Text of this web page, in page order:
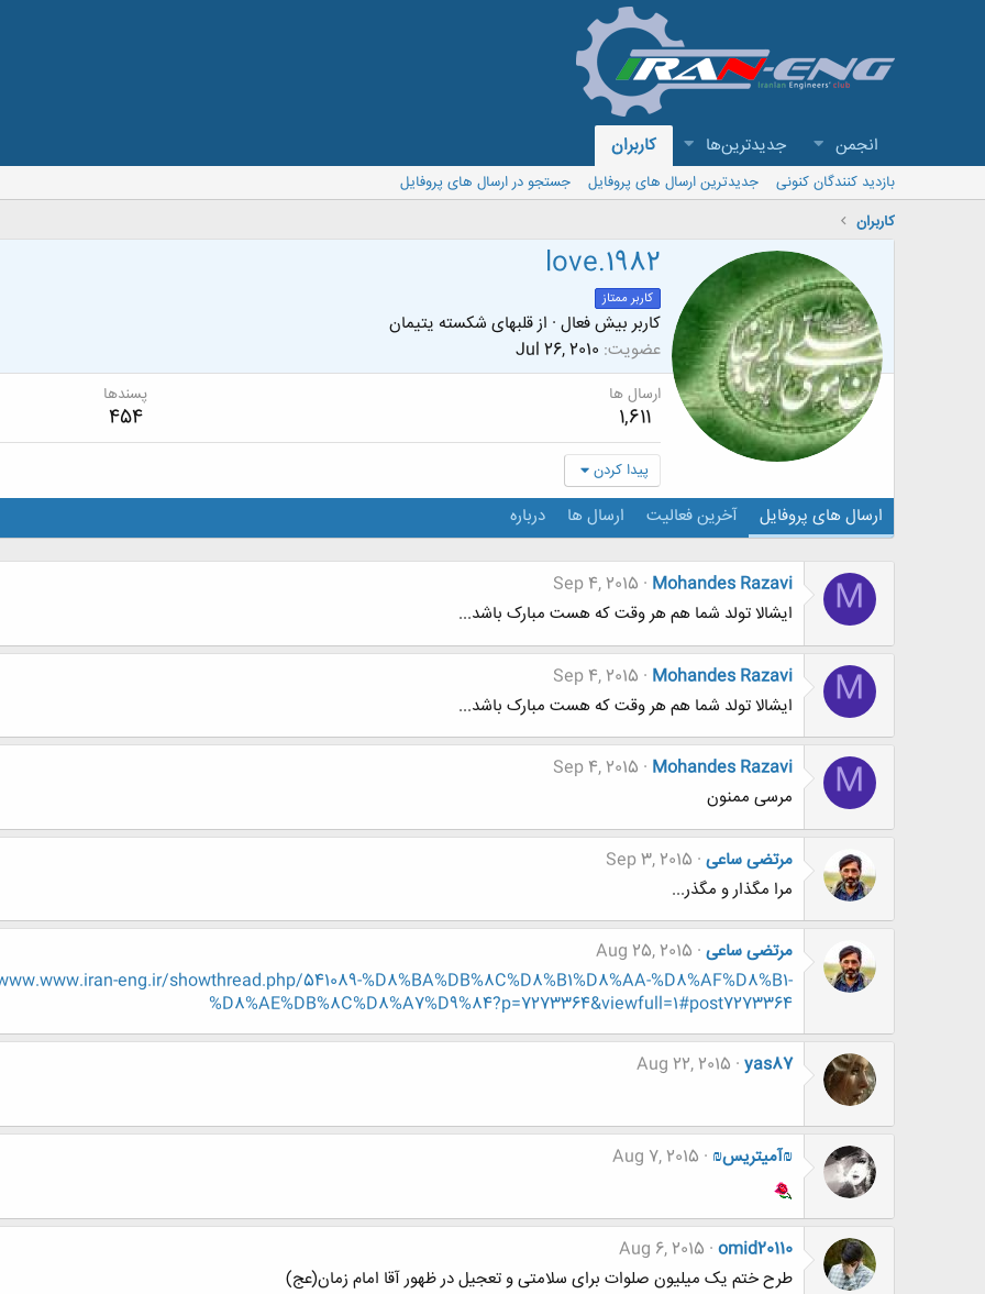
انجمن جدیدترین‌ها کاربران
بازدید کنندگان کنونی جدیدترین ارسال های پروفایل
جستجو در ارسال های پروفایل
کاربران
love.1982
کاربر ممتاز
کاربر بیش فعال · ازقلبهای شکسته یتیمان
عضویت Jul 26, 2010
ارسال ها
1,611
پسندها
454
پیدا کردن
ارسال های پروفایل آخرین فعالیت ارسال ها درباره
M
Mohandes Razavi
Sep 4, 2015
ایشالا تولد شما هم هر وقت که هست مبارک باشد...
M
Mohandes Razavi
Sep 4, 2015
ایشالا تولد شما هم هر وقت که هست مبارک باشد...
M
Mohandes Razavi
Sep 4, 2015
مرسی ممنون
مرتضی ساعی Sep 3, 2015
مرا مگذار و مگذر...
مرتضی ساعی Aug 25, 2015
eng.ir/showthread.php/541089-%D8%BA%DB%8C%D8%B1%D8%AA-%D8%AF%D8%B1-
%D8%AE%DB%8C%D8%A7%D9%84?p=7273364&viewfull=1#post7273364
yas87
Aug 22, 2015
₪آمیتریس₪ Aug 7, 2015
omid20110
Aug 6, 2015
طرح ختم یک میلیون صلوات برای سلامتی و تعجیل در ظهور آقا امام زمان(عج)